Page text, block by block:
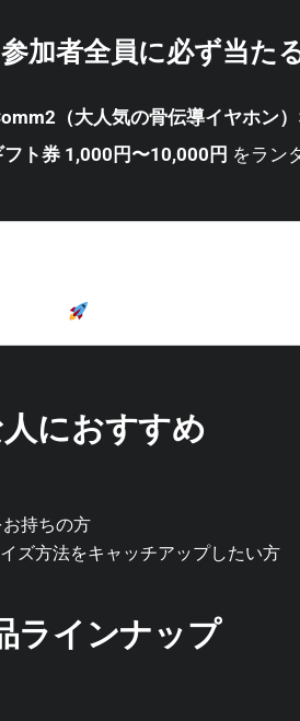
加者全員に必ず当た
（大人気の骨伝導イヤホン）
ト券 1,000円〜10,000円 をラン
におすすめ
持ちの方
ズ方法をキャッチアップしたい方
ラインナップ